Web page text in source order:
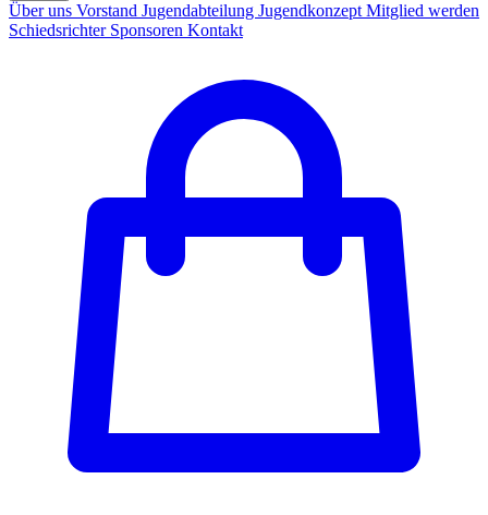
Über uns Vorstand Jugendabteilung Jugendkonzept Mitglied werden
Schiedsrichter Sponsoren Kontakt